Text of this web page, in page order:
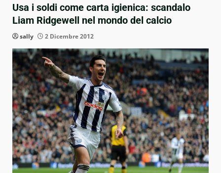
Usa i soldi come carta igienica: scandalo
Liam Ridgewell nel mondo del calcio
sally 2 Dicembre 2012